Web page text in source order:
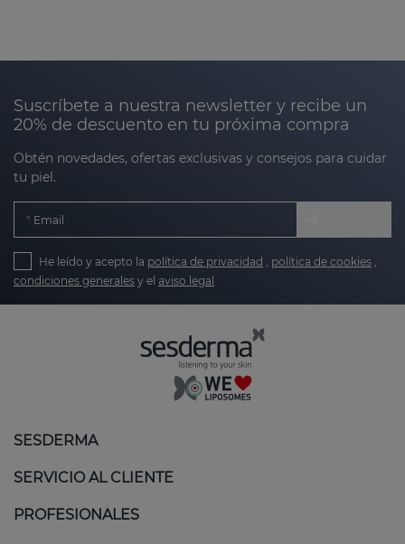
Suscríbete a nuestra newsletter y recibe un
20% de descuento en tu próxima compra
Obtén novedades, ofertas exclusivas y consejos para cuidar
tu piel.
Email
He leído y acepto la política de privacidad , política de cookies ,
condiciones generales y el aviso legal
SESDERMA
SERVICIO AL CLIENTE
PROFESIONALES